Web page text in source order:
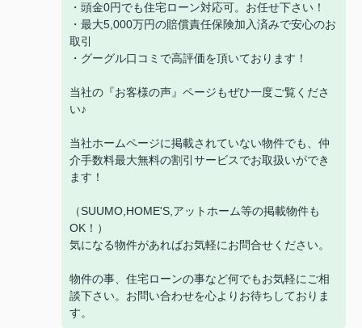
・頭金0円でも住宅ローン対応可。お任せ下さい！
・最大5,000万円の賠償責任保険加入済みで安心のお
取引
・グーグル口コミで高評価を頂いております！
当社の『お客様の声』ページもぜひ一度ご覧くださ
い♪
当社ホームページに掲載されていない物件でも、仲
介手数料最大無料の割引サービスでお取扱いができ
ます！
（SUUMO,HOME'S,アットホーム等の掲載物件も
OK！）
気になる物件があればお気軽にお問合せください。
物件の事、住宅ローンの事など何でもお気軽にご相
談下さい。お問い合わせを心よりお待ちしておりま
す。